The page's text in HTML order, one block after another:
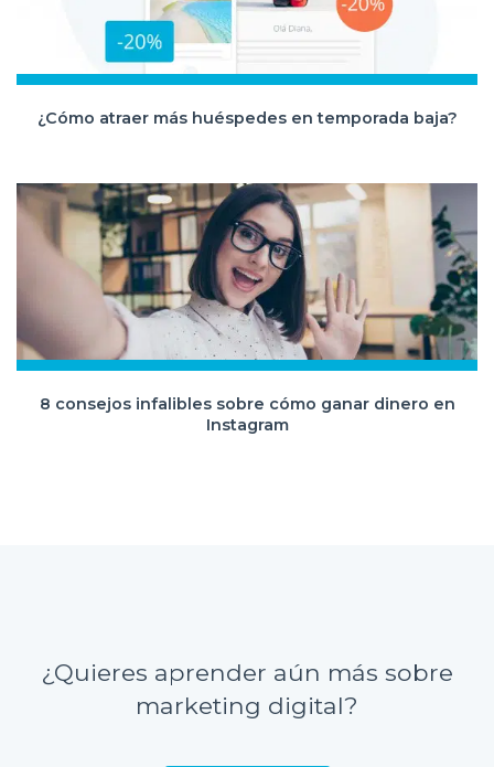
¿Cómo atraer más huéspedes en temporada baja?
8 consejos infalibles sobre cómo ganar dinero en
Instagram
¿Quieres aprender aún más sobre
marketing digital?